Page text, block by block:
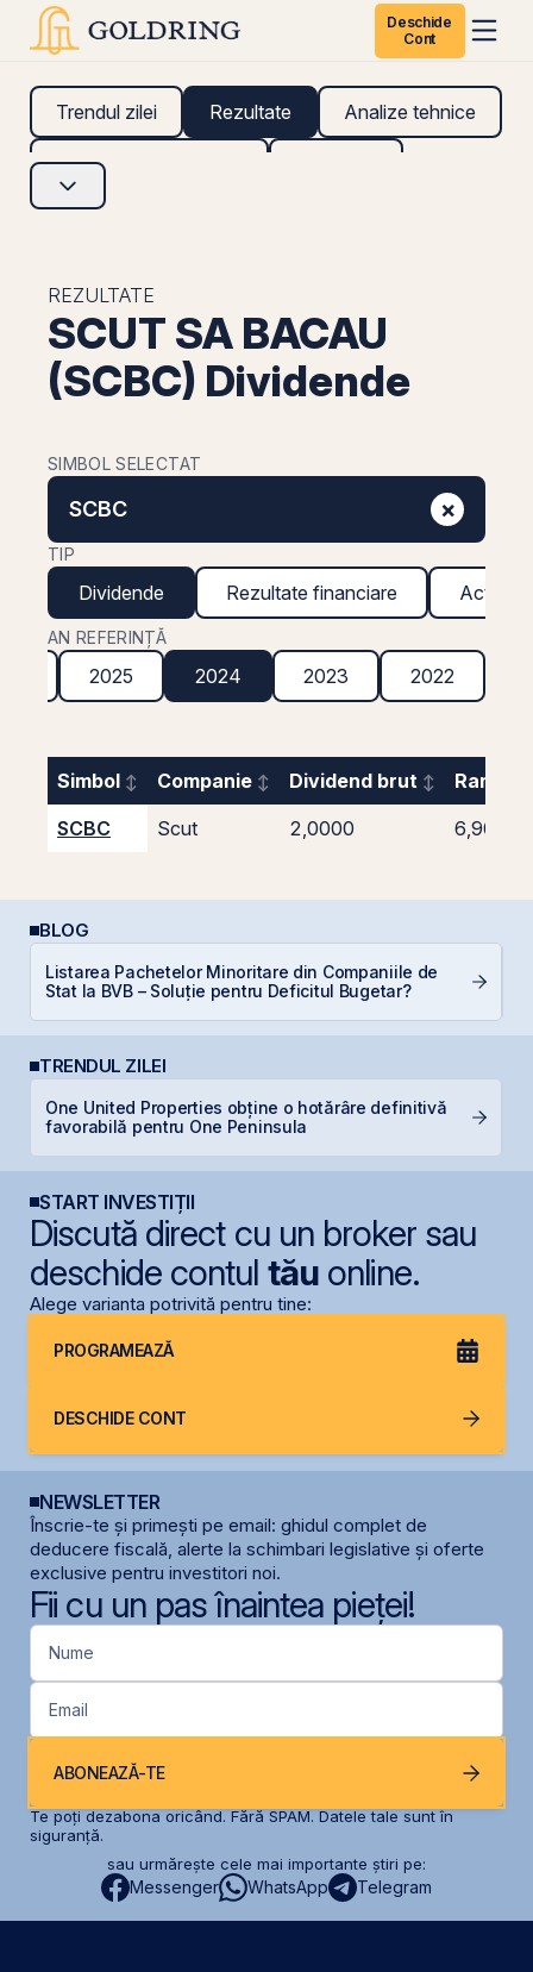
Deschide
Cont
Trendul zilei Rezultate Analize tehnice
Analize fundamentale
REZULTATE
SCUT SA BACAU
(SCBC) Dividende
SIMBOL SELECTAT
SCBC ×
TIP
Dividende Rezultate financiare Acțiuni
AN REFERINȚĂ
2025 2024 2023 2022
Simbol Companie Dividend brut
SCBC
Scut 2,0000 6,90%
BLOG
Listarea Pachetelor Minoritare din Companiile de
Stat la BVB – Soluție pentru Deficitul Bugetar?
TRENDUL ZILEI
One United Properties obține o hotărâre definitivă
favorabilă pentru One Peninsula
START INVESTIȚII
Discută direct cu un broker sau
deschide contul tăuonline.
Alege varianta potrivită pentru tine:
PROGRAMEAZĂ
DESCHIDE CONT
NEWSLETTER
Înscrie-te și primești pe email: ghidul complet de
deducere fiscală, alerte la schimbari legislative și oferte
exclusive pentru investitori noi.
Fii cu un pas înaintea pieței!
Nume
Email
ABONEAZĂ-TE
Te poți dezabona oricând. Fără SPAM. Datele tale sunt în
siguranță.
sau urmărește cele mai importante știri pe:
Messenger WhatsApp Telegram